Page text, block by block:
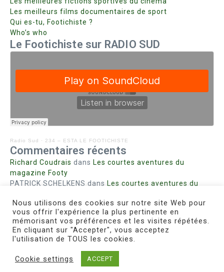
Les meilleurs films documentaires de sport
Qui es-tu, Footichiste ?
Who’s who
Le Footichiste sur RADIO SUD
Radio Sud · 234 – ESTA LE FOOTICHISTE
Commentaires récents
Richard Coudrais dans Les courtes aventures du
magazine Footy
PATRICK SCHELKENS dans Les courtes aventures du
Bohn fabiennedans Intrigues sanglantes à Mulhouse
Steph. RUTA dansLust for Nice
MIRMANDdansPieds agiles et champignons
Copyright © 2026 Le Footichiste | Réalisé par
Nous utilisons des cookies sur notre site Web pour
vous offrir l'expérience la plus pertinente en
mémorisant vos préférences et les visites répétées.
En cliquant sur "Accepter", vous acceptez
l'utilisation de TOUS les cookies.
Cookie settings ACCEPT